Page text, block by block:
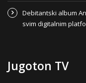
Debitantski album
svim digitalnim
Jugoton TV